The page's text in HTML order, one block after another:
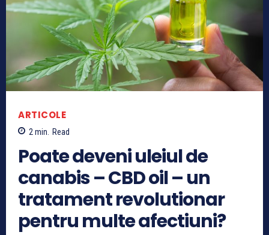
ARTICOLE
2min. Read
Poate deveni uleiul de
canabis – CBD oil – un
tratament revolutionar
pentru multe afectiuni?